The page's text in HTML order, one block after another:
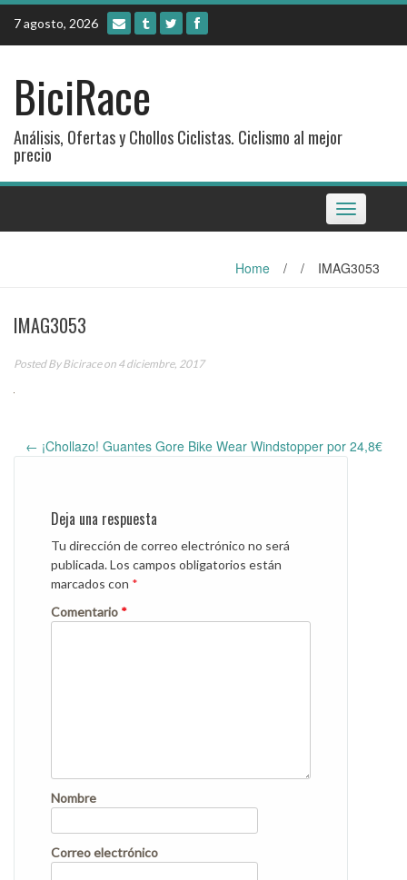
Skip
content
7 agosto, 2026
BiciRace
Análisis, Ofertas y Chollos Ciclistas. Ciclismo al mejor
precio
Toggle
navigation
Home / / IMAG3053
IMAG3053
Posted ByBiciraceon 4 diciembre, 2017
Post
← ¡Chollazo! Guantes Gore Bike Wear Windstopper por 24,8€
Deja una respuesta
Tu dirección de correo electrónico no será
publicada.Los campos obligatorios están
marcados con *
Comentario *
Nombre
Correo electrónico